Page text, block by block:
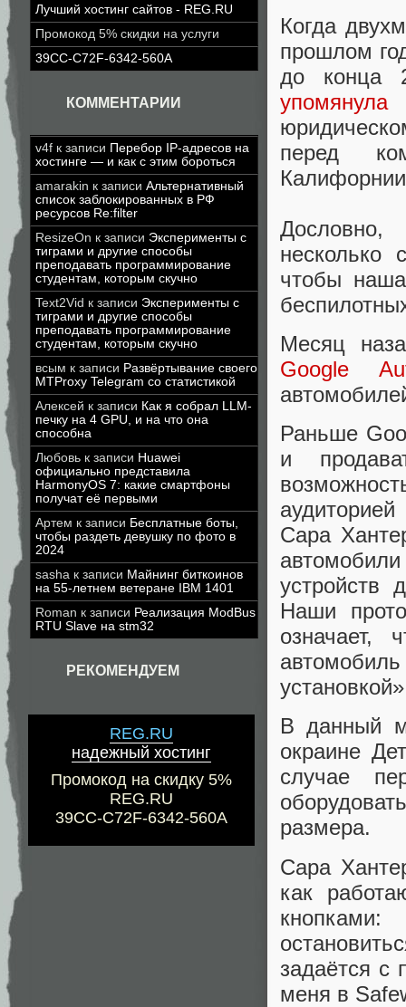
Лучший хостинг сайтов - REG.RU
Промокод 5% скидки на услуги
39CC-C72F-6342-560A
КОММЕНТАРИИ
v4f к записи Перебор IP-адресов на
хостинге — и как с этим бороться
amarakin к записи Альтернативный
список заблокированных в РФ
ресурсов Re:filter
ResizeOn к записи Эксперименты с
тиграми и другие способы
преподавать программирование
студентам, которым скучно
Text2Vid к записи Эксперименты с
тиграми и другие способы
преподавать программирование
студентам, которым скучно
всым к записи Развёртывание своего
MTProxy Telegram со статистикой
Алексей к записи Как я собрал LLM-
печку на 4 GPU, и на что она
способна
Любовь к записи Huawei
официально представила
HarmonyOS 7: какие смартфоны
получат её первыми
Артем к записи Бесплатные боты,
чтобы раздеть девушку по фото в
2024
sasha к записи Майнинг биткоинов
на 55-летнем ветеране IBM 1401
Roman к записи Реализация ModBus
RTU Slave на stm32
РЕКОМЕНДУЕМ
REG.RU
надежный хостинг
Промокод на скидку 5%
REG.RU
39CC-C72F-6342-560A
Когда
прошлом
до конца
упомянула
перед
чтобы
Месяц
Google
Раньше
и
Сара
устройств
Наши
означает,
В данный
окраине
случае
размера.
Сара
как
задаётся с
меня в